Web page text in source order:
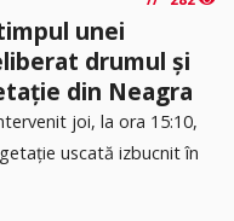
unei
drumul și
din Neagra
joi, la ora 15:10,
uscată izbucnit în